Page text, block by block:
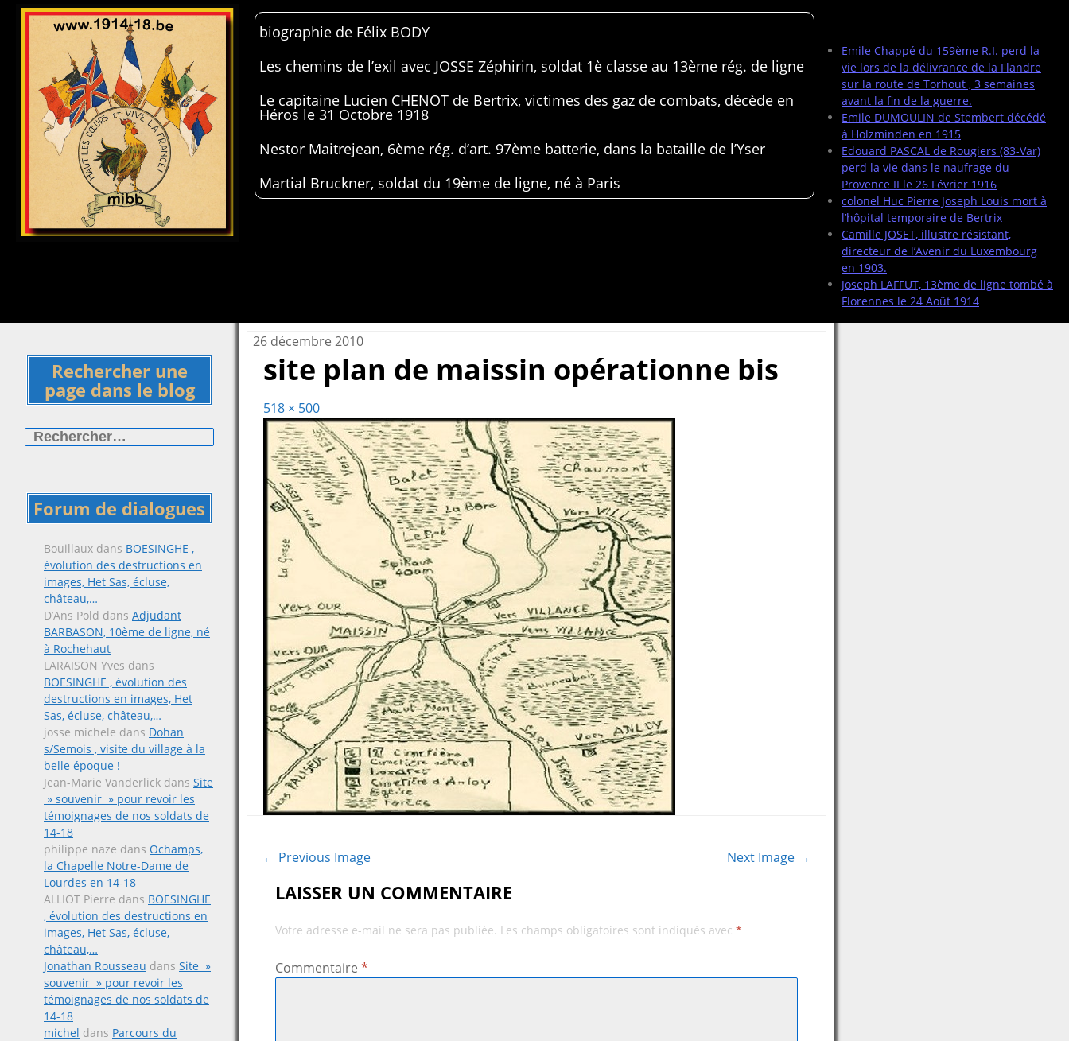
Emile Chappé du 159ème R.I. perd la
vie lors de la délivrance de la Flandre
sur la route de Torhout , 3 semaines
avant la fin de la guerre.
Emile DUMOULIN de Stembert décédé
à Holzminden en 1915
Edouard PASCAL de Rougiers (83-Var)
perd la vie dans le naufrage du
Provence II le 26 Février 1916
colonel Huc Pierre Joseph Louis mort à
l’hôpital temporaire de Bertrix
Camille JOSET, illustre résistant,
directeur de l’Avenir du Luxembourg
en 1903.
Joseph LAFFUT, 13ème de ligne tombé à
Florennes le 24 Août 1914
biographie de Félix BODY
Les chemins de l’exil avec JOSSE Zéphirin, soldat 1è classe au 13ème rég. de ligne
Le capitaine Lucien CHENOT de Bertrix, victimes des gaz de combats, décède en
Héros le 31 Octobre 1918
Nestor Maitrejean, 6ème rég. d’art. 97ème batterie, dans la bataille de l’Yser
Martial Bruckner, soldat du 19ème de ligne, né à Paris
Rechercher une
page dans le blog
Forum de dialogues
Bouillaux dans BOESINGHE ,
évolution des destructions en
images, Het Sas, écluse,
château,…
D’Ans Pold dans Adjudant
BARBASON, 10ème de ligne, né
à Rochehaut
LARAISON Yves dans
BOESINGHE , évolution des
destructions en images, Het
Sas, écluse, château,…
josse michele dans Dohan
s/Semois , visite du village à la
belle époque !
Jean-Marie Vanderlick dans Site
» souvenir » pour revoir les
témoignages de nos soldats de
14-18
philippe naze dans Ochamps,
la Chapelle Notre-Dame de
Lourdes en 14-18
ALLIOT Pierre dans BOESINGHE
, évolution des destructions en
images, Het Sas, écluse,
château,…
Jonathan Rousseau dans Site »
souvenir » pour revoir les
témoignages de nos soldats de
14-18
michel dans Parcours du
26 décembre 2010
site plan de maissin opérationne bis
518 × 500
← Previous Image Next Image →
LAISSER UN COMMENTAIRE
Votre adresse e-mail ne sera pas publiée. Les champs obligatoires sont indiqués avec*
Commentaire*